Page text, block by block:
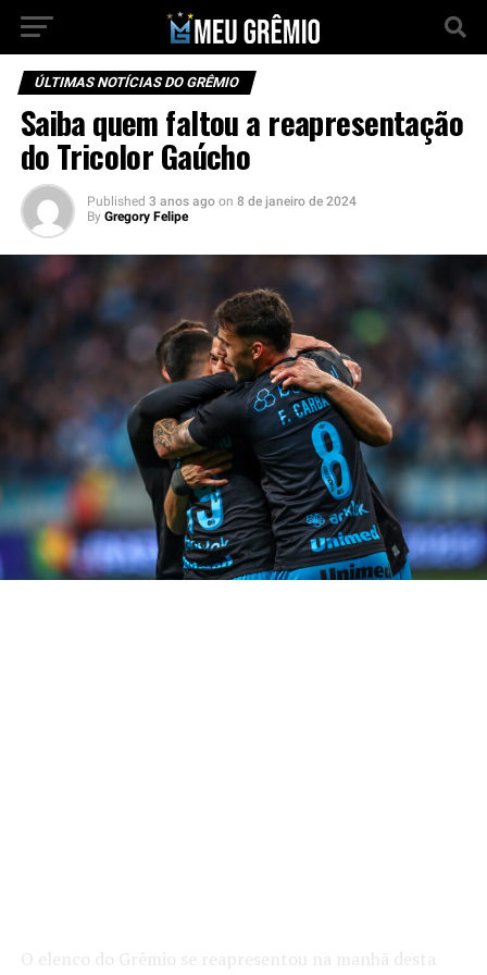
ÚLTIMAS NOTÍCIAS DO GRÊMIO
Saiba quem faltou a reapresentação
do Tricolor Gaúcho
Published 3 anos ago on 8 de janeiro de 2024
By Gregory Felipe
O elenco do Grêmio se reapresentou na manhã desta